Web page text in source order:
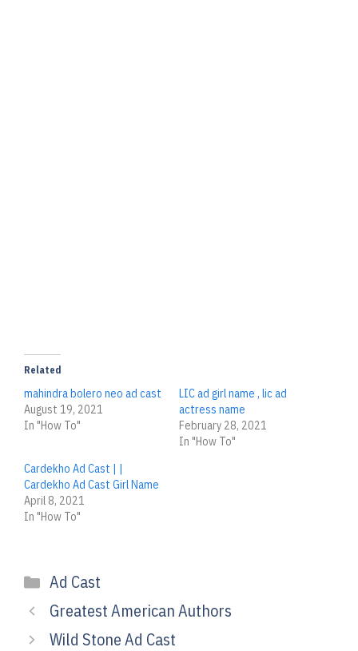
Related
mahindra bolero neo ad cast
August 19, 2021
In "How To"
LIC ad girl name , lic ad
actress name
February 28, 2021
In "How To"
Cardekho Ad Cast | |
Cardekho Ad Cast Girl Name
April 8, 2021
In "How To"
Categories
Ad Cast
Greatest American Authors
Wild Stone Ad Cast